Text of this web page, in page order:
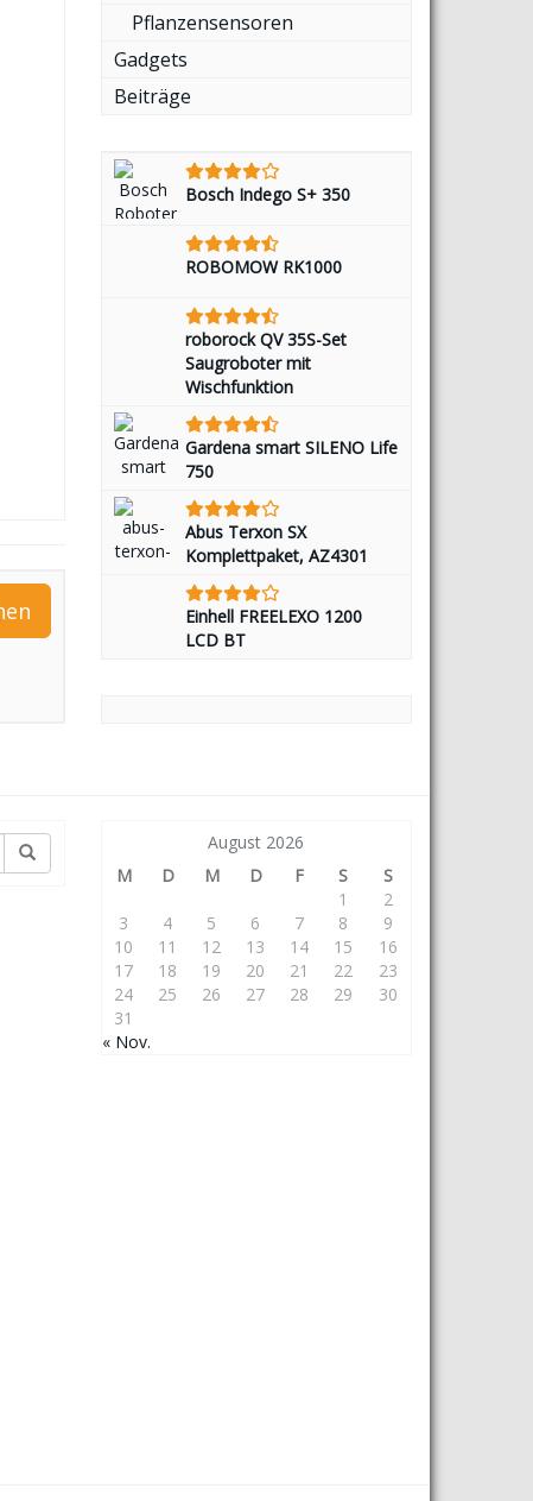
Pflanzensensoren
Gadgets
Beiträge
Bosch Indego S+ 350
ROBOMOW RK1000
roborock QV 35S-Set
Saugroboter mit
Wischfunktion
Gardena smart SILENO Life
750
Abus Terxon SX
Komplettpaket, AZ4301
Einhell FREELEXO 1200
LCD BT
August 2026
M
D M D F S
S
1
2
3
4 5 6 7 8
9
10
11 12 13 14 15
16
17
18 19 20 21 22
23
24
25 26 27 28 29
30
31
« Nov.